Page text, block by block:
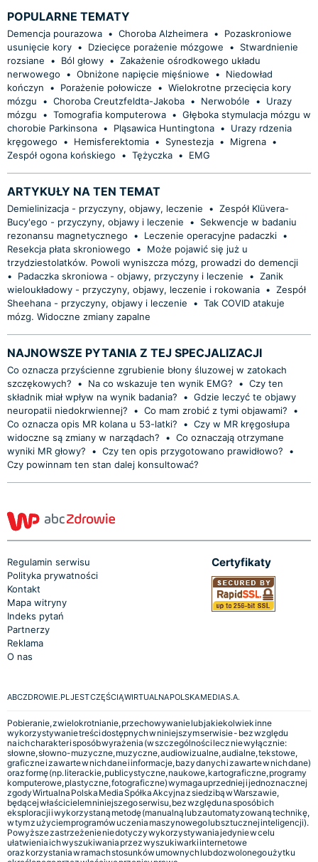
POPULARNE TEMATY
Demencja pourazowa • Choroba Alzheimera •
Pozaskroniowe
usunięcie kory • Dziecięce porażenie mózgowe •
Stwardnienie
rozsiane
• Ból głowy • Zakażenie ośrodkowego układu
nerwowego
• Obniżone napięcie mięśniowe •
Niedowład
kończyn
• Porażenie połowicze • Wielokrotne przecięcia kory
mózgu
• Choroba Creutzfeldta-Jakoba • Nerwobóle •
Urazy
mózgu
• Tomografia komputerowa • Głęboka stymulacja mózgu w
chorobie Parkinsona • Pląsawica Huntingtona •
Urazy rdzenia
kręgowego
• Hemisferektomia • Synestezja • Migrena •
Zespół ogona końskiego
• Tężyczka • EMG
ARTYKUŁY NA TEN TEMAT
Demielinizacja - przyczyny, objawy, leczenie • Zespół Klüvera-
Bucy'ego - przyczyny, objawy i leczenie
•
Sekwencje w badaniu
rezonansu magnetycznego
• Leczenie operacyjne padaczki •
Resekcja płata skroniowego
•
Może pojawić się już u
trzydziestolatków. Powoli wyniszcza mózg, prowadzi do demencji
•
Padaczka skroniowa - objawy, przyczyny i leczenie • Zanik
wieloukładowy - przyczyny, objawy, leczenie i rokowania • Zespół
Sheehana - przyczyny, objawy i leczenie
• Tak COVID atakuje
mózg. Widoczne zmiany zapalne
NAJNOWSZE PYTANIA Z TEJ SPECJALIZACJI
Co oznacza przyścienne zgrubienie błony śluzowej w zatokach
szczękowych?
• Na co wskazuje ten wynik EMG? • Czy ten
składnik miał wpływ na wynik badania?
• Gdzie leczyć te objawy
neuropatii niedokrwiennej?
• Co mam zrobić z tymi objawami?
•
Co oznacza opis MR kolana u 53-latki?
• Czy w MR kręgosłupa
widoczne są zmiany w narządach?
• Co oznaczają otrzymane
wyniki MR głowy?
• Czy ten opis przygotowano prawidłowo?
•
Czy powinnam ten stan dalej konsultować?
Regulamin serwisu
Polityka prywatności
Kontakt
Mapa witryny
Indeks pytań
Partnerzy
Reklama
O nas
Certyfikaty
ABCZDROWIE.PL JEST CZĘŚCIĄ WIRTUALNA POLSKA MEDIA S.A.
Pobieranie, zwielokrotnianie, przechowywanie lub jakiekolwiek inne
wykorzystywanie treści dostępnych w niniejszym serwisie - bez względu
na ich charakter i sposób wyrażenia (w szczególności lecz nie wyłącznie:
słowne, słowno-muzyczne, muzyczne, audiowizualne, audialne, tekstowe,
graficzne i zawarte w nich dane i informacje, bazy danych i zawarte w nich dane)
oraz formę (np. literackie, publicystyczne, naukowe, kartograficzne, programy
komputerowe, plastyczne, fotograficzne) wymaga uprzedniej i jednoznacznej
zgody Wirtualna Polska Media Spółka Akcyjna z siedzibą w Warszawie,
będącej właścicielem niniejszego serwisu, bez względu na sposób ich
eksploracji i wykorzystaną metodę (manualną lub zautomatyzowaną technikę,
w tym z użyciem programów uczenia maszynowego lub sztucznej inteligencji).
Powyższe zastrzeżenie nie dotyczy wykorzystywania jedynie w celu
ułatwienia ich wyszukiwania przez wyszukiwarki internetowe
oraz korzystania w ramach stosunków umownych lub dozwolonego użytku